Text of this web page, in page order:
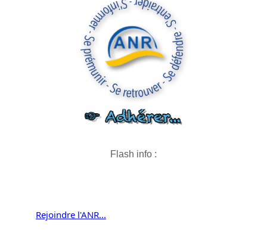
Flash info :
Nous contacter...